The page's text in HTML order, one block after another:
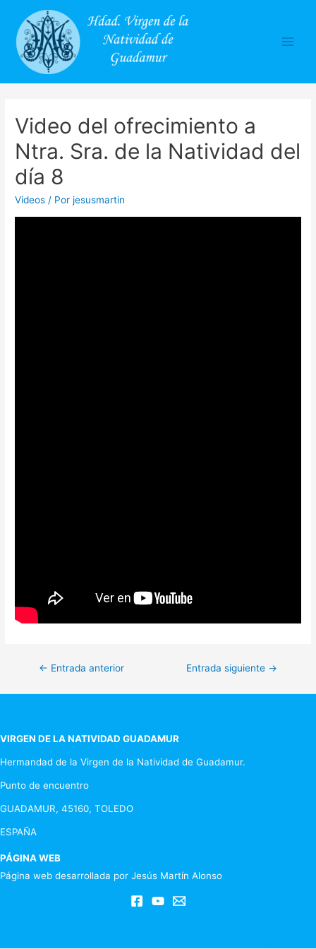
Video del ofrecimiento a
Ntra. Sra. de la Natividad del
día 8
Videos / Porjesusmartin
Navegación
de
← Entrada anterior Entrada siguiente →
VIRGEN DE LA NATIVIDAD GUADAMUR
Hermandad de la Virgen de la Natividad de Guadamur.
Punto de encuentro
GUADAMUR, 45160, TOLEDO
ESPAÑA
PÁGINA WEB
Página web desarrollada por Jesús Martín Alonso